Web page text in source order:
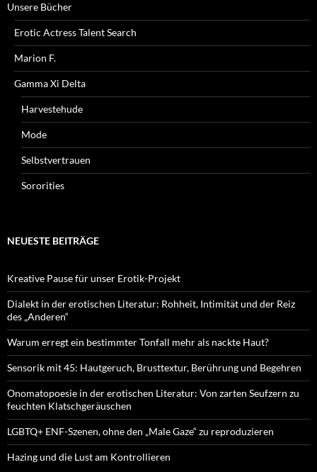
Unsere Bücher
Erotic Actress Talent Search
Marion F.
Gamma Xi Delta
Harvestehude
Mode
Selbstvertrauen
Sororities
NEUESTE BEITRÄGE
Kreative Pause für unser Erotik-Projekt
Dialekt in der erotischen Literatur: Rohheit, Intimität und der Reiz
des „Anderen“
Warum erregt ein bestimmter Tonfall mehr als nackte Haut?
Sensorik mit 45: Hautgeruch, Brusttextur, Berührung und Begehren
Onomatopoesie in der erotischen Literatur: Von zarten Seufzern zu
feuchten Klatschgeräuschen
LGBTQ+ ENF-Szenen, ohne den „Male Gaze“ zu reproduzieren
Hazing und die Lust am Kontrollieren